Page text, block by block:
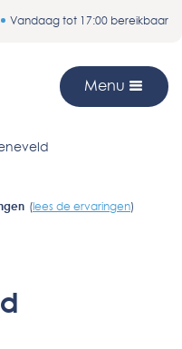
Vandaag tot 17:00 bereikbaar
Menu
(lees de ervaringen)